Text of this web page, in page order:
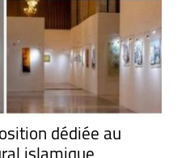
dédiée au